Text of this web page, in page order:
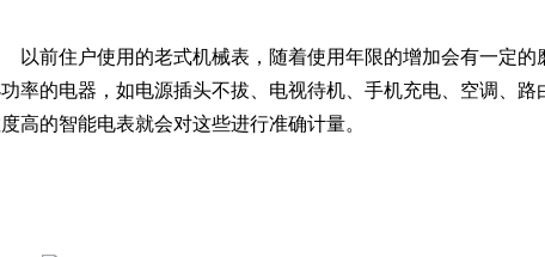
以前住户使用的老式机械表，随着使用年限的增加会有一定
率的电器，如电源插头不拔、电视待机、手机充电、空调、
高的智能电表就会对这些进行准确计量。